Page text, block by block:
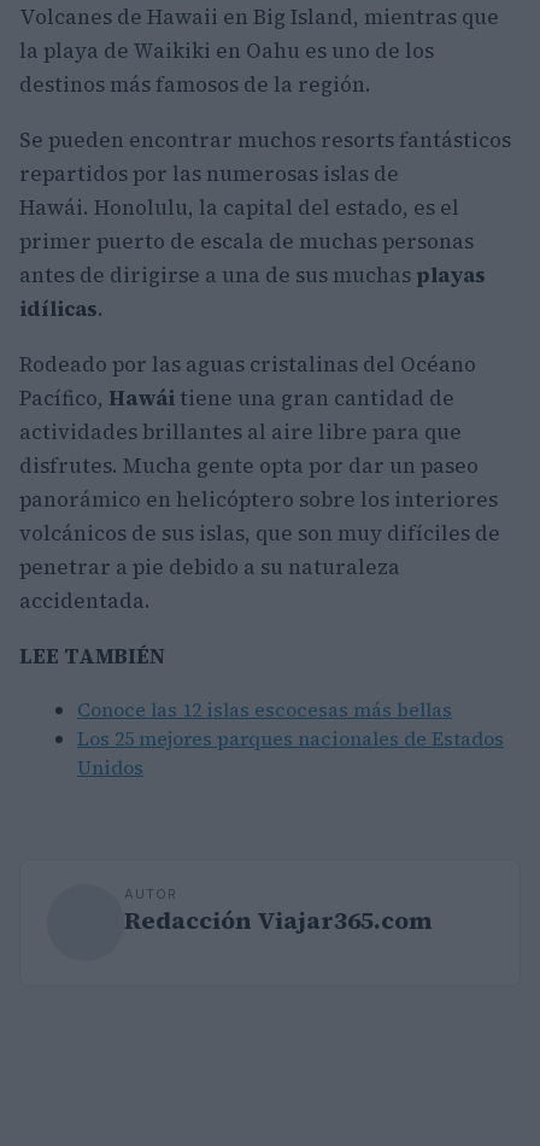
Volcanes de Hawaii en Big Island, mientras que
la playa de Waikiki en Oahu es uno de los
destinos más famosos de la región.
Se pueden encontrar muchos resorts fantásticos
repartidos por las numerosas islas de
Hawái. Honolulu, la capital del estado, es el
primer puerto de escala de muchas personas
antes de dirigirse a una de sus muchas playas
idílicas.
Rodeado por las aguas cristalinas del Océano
Pacífico, Hawái tiene una gran cantidad de
actividades brillantes al aire libre para que
disfrutes. Mucha gente opta por dar un paseo
panorámico en helicóptero sobre los interiores
volcánicos de sus islas, que son muy difíciles de
penetrar a pie debido a su naturaleza
accidentada.
LEE TAMBIÉN
Conoce las 12 islas escocesas más bellas
Los 25 mejores parques nacionales de Estados
Unidos
AUTOR
Redacción Viajar365.com